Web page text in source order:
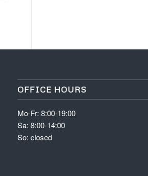
OFFICE HOURS
Mo-Fr: 8:00-19:00
Sa: 8:00-14:00
So: closed